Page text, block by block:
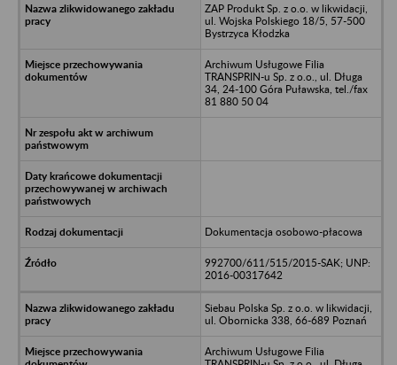
ZAP Produkt Sp. z o.o. w likwidacji,
ul. Wojska Polskiego 18/5, 57-500
Bystrzyca Kłodzka
Archiwum Usługowe Filia
TRANSPRIN-u Sp. z o.o., ul. Długa
34, 24-100 Góra Puławska, tel./fax
81 880 50 04
Dokumentacja osobowo-płacowa
992700/611/515/2015-SAK; UNP:
2016-00317642
Siebau Polska Sp. z o.o. w likwidacji,
ul. Obornicka 338, 66-689 Poznań
Archiwum Usługowe Filia